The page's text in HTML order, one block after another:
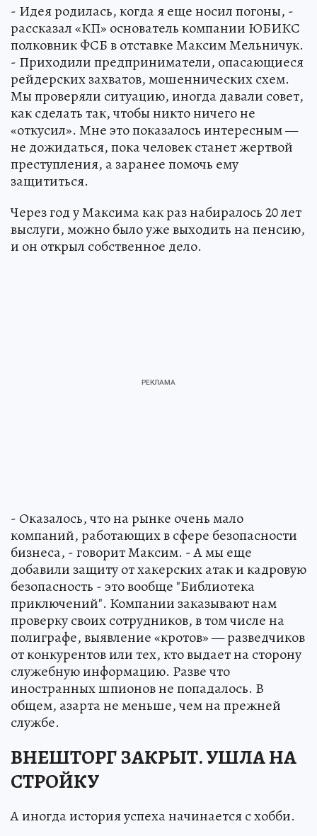
- Идея родилась, когда я еще носил погоны, -
рассказал «КП» основатель компании ЮБИКС
полковник ФСБ в отставке Максим Мельничук.
- Приходили предприниматели, опасающиеся
рейдерских захватов, мошеннических схем.
Мы проверяли ситуацию, иногда давали совет,
как сделать так, чтобы никто ничего не
«откусил». Мне это показалось интересным —
не дожидаться, пока человек станет жертвой
преступления, а заранее помочь ему
защититься.
Через год у Максима как раз набиралось 20 лет
выслуги, можно было уже выходить на пенсию,
и он открыл собственное дело.
- Оказалось, что на рынке очень мало
компаний, работающих в сфере безопасности
бизнеса, - говорит Максим. - А мы еще
добавили защиту от хакерских атак и кадровую
безопасность - это вообще "Библиотека
приключений". Компании заказывают нам
проверку своих сотрудников, в том числе на
полиграфе, выявление «кротов» — разведчиков
от конкурентов или тех, кто выдает на сторону
служебную информацию. Разве что
иностранных шпионов не попадалось. В
общем, азарта не меньше, чем на прежней
службе.
ВНЕШТОРГ ЗАКРЫТ. УШЛА НА
СТРОЙКУ
А иногда история успеха начинается с хобби.